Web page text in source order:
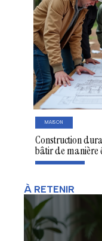
MAISON
Construction
bâtir de manière
À RETENIR